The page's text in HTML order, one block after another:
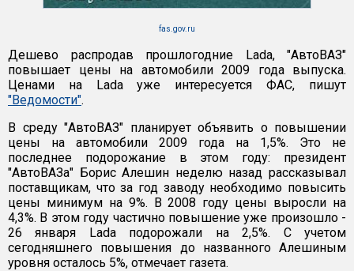
fas.gov.ru
Дешево распродав прошлогодние Lada, "АвтоВАЗ"
повышает цены на автомобили 2009 года выпуска.
Ценами на Lada уже интересуется ФАС, пишут
"Ведомости".
В среду "АвтоВАЗ" планирует объявить о повышении
цены на автомобили 2009 года на 1,5%. Это не
последнее подорожание в этом году: президент
"АвтоВАЗа" Борис Алешин неделю назад рассказывал
поставщикам, что за год заводу необходимо повысить
цены минимум на 9%. В 2008 году цены выросли на
4,3%. В этом году частично повышение уже произошло -
26 января Lada подорожали на 2,5%. С учетом
сегодняшнего повышения до названного Алешиным
уровня осталось 5%, отмечает газета.